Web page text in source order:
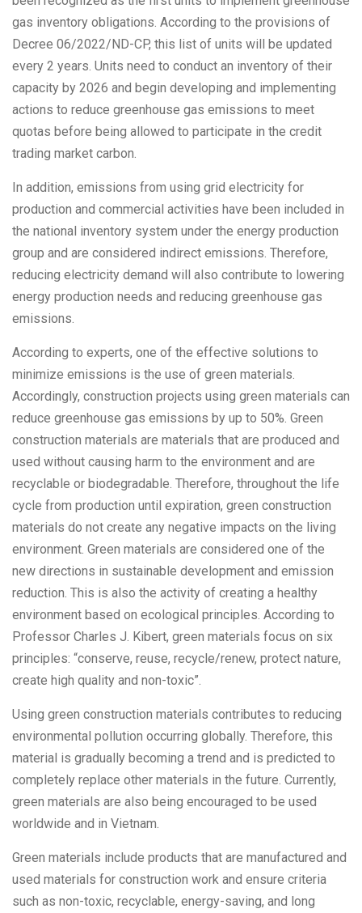
gas inventory obligations. According to the provisions of
Decree 06/2022/ND-CP, this list of units will be updated
every 2 years. Units need to conduct an inventory of their
capacity by 2026 and begin developing and implementing
actions to reduce greenhouse gas emissions to meet
quotas before being allowed to participate in the credit
trading market carbon.
In addition, emissions from using grid electricity for
production and commercial activities have been included in
the national inventory system under the energy production
group and are considered indirect emissions. Therefore,
reducing electricity demand will also contribute to lowering
energy production needs and reducing greenhouse gas
emissions.
According to experts, one of the effective solutions to
minimize emissions is the use of green materials.
Accordingly, construction projects using green materials can
reduce greenhouse gas emissions by up to 50%. Green
construction materials are materials that are produced and
used without causing harm to the environment and are
recyclable or biodegradable. Therefore, throughout the life
cycle from production until expiration, green construction
materials do not create any negative impacts on the living
environment. Green materials are considered one of the
new directions in sustainable development and emission
reduction. This is also the activity of creating a healthy
environment based on ecological principles. According to
Professor Charles J. Kibert, green materials focus on six
principles: “conserve, reuse, recycle/renew, protect nature,
create high quality and non-toxic”.
Using green construction materials contributes to reducing
environmental pollution occurring globally. Therefore, this
material is gradually becoming a trend and is predicted to
completely replace other materials in the future. Currently,
green materials are also being encouraged to be used
worldwide and in Vietnam.
Green materials include products that are manufactured and
used materials for construction work and ensure criteria
such as non-toxic, recyclable, energy-saving, and long